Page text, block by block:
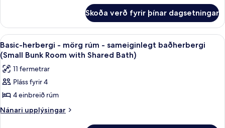
tvíbreitt
rúm
-
sameiginlegt
baðherbergi
(Queen
Shared
herbergi
1
meðalstórt
tvíbreitt
rúm
sameiginlegt
baðherbergi
(Queen
Shared
Skoða verð fyrir þínar dagsetningar
Skoða
allar
myndir
fyrir
Basic-
herbergi
-
Dúnsængur, skrifborð, myrkratjöld/-
13
Basic-herbergi - mörg rúm - sameiginlegt baðherbergi
(Small Bunk Room with Shared Bath)
11 fermetrar
Pláss fyrir 4
4 einbreið rúm
Nánari upplýsingar
Nánari